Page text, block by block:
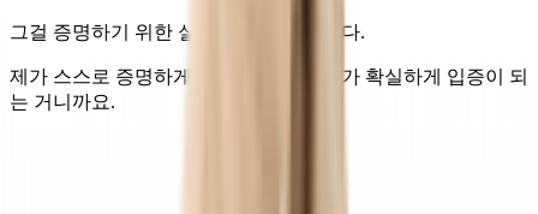
그걸 증명하기 위한 실험을 하기로 합니다.
제가 스스로 증명하게 되면 저의 이야기가 확실하게 입증이 되
는 거니까요.